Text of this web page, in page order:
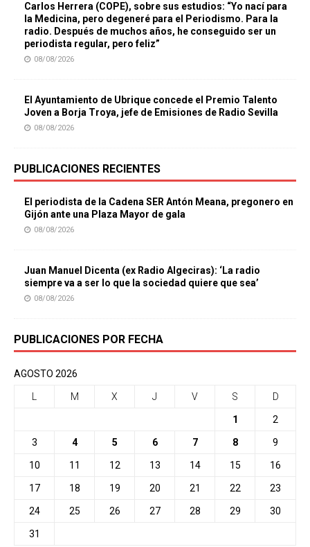
Carlos Herrera (COPE), sobre sus estudios: “Yo nací para
la Medicina, pero degeneré para el Periodismo. Para la
radio. Después de muchos años, he conseguido ser un
periodista regular, pero feliz”
08/08/2026
El Ayuntamiento de Ubrique concede el Premio Talento
Joven a Borja Troya, jefe de Emisiones de Radio Sevilla
08/08/2026
PUBLICACIONES RECIENTES
El periodista de la Cadena SER Antón Meana, pregonero en
Gijón ante una Plaza Mayor de gala
08/08/2026
Juan Manuel Dicenta (ex Radio Algeciras): ‘La radio
siempre va a ser lo que la sociedad quiere que sea’
08/08/2026
PUBLICACIONES POR FECHA
AGOSTO 2026
M X J V S D
1 2
3 4 5 6 7 8 9
10 11 12 13 14 15 16
17 18 19 20 21 22 23
24 25 26 27 28 29 30
31